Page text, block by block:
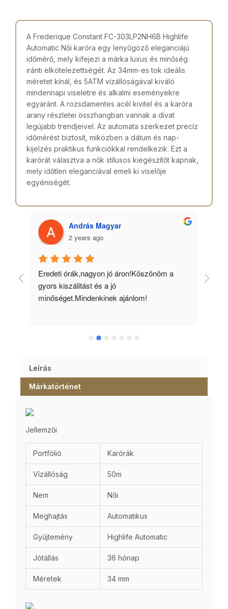
A Frederique Constant FC-303LP2NH6B Highlife
Automatic Női karóra egy lenyűgöző eleganciájú
időmérő, mely kifejezi a márka luxus és minőség
iránti elkötelezettségét. Az 34mm-es tok ideális
méretet kínál, és 5ATM vízállóságával kiváló
mindennapi viseletre és alkalmi eseményekre
egyaránt. A rozsdamentes acél kivitel és a karóra
arany részletei összhangban vannak a divat
legújabb trendjeivel. Az automata szerkezet precíz
időmérést biztosít, miközben a dátum és nap-
kijelzés praktikus funkciókkal rendelkezik. Ezt a
karórát választva a nők stílusos kiegészítőt kapnak,
mely időtlen eleganciával emeli ki viselője
egyéniségét.
András Magyar
2 years ago
Eredeti órák,nagyon jó áron!Köszönöm a
gyors kiszálitást és a jó
minőséget.Mindenkinek ajánlom!
Leírás
Márkatörténet
Jellemzői
Portfólió Karórák
Vízállóság 50m
Nem Női
Meghajtás Automatikus
Gyűjtemény Highlife Automatic
Jótállás 36 hónap
Méretek 34 mm